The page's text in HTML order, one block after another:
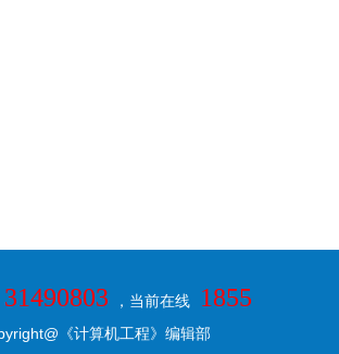
31490803 ，当前在线 1855
《计算机工程》编辑部